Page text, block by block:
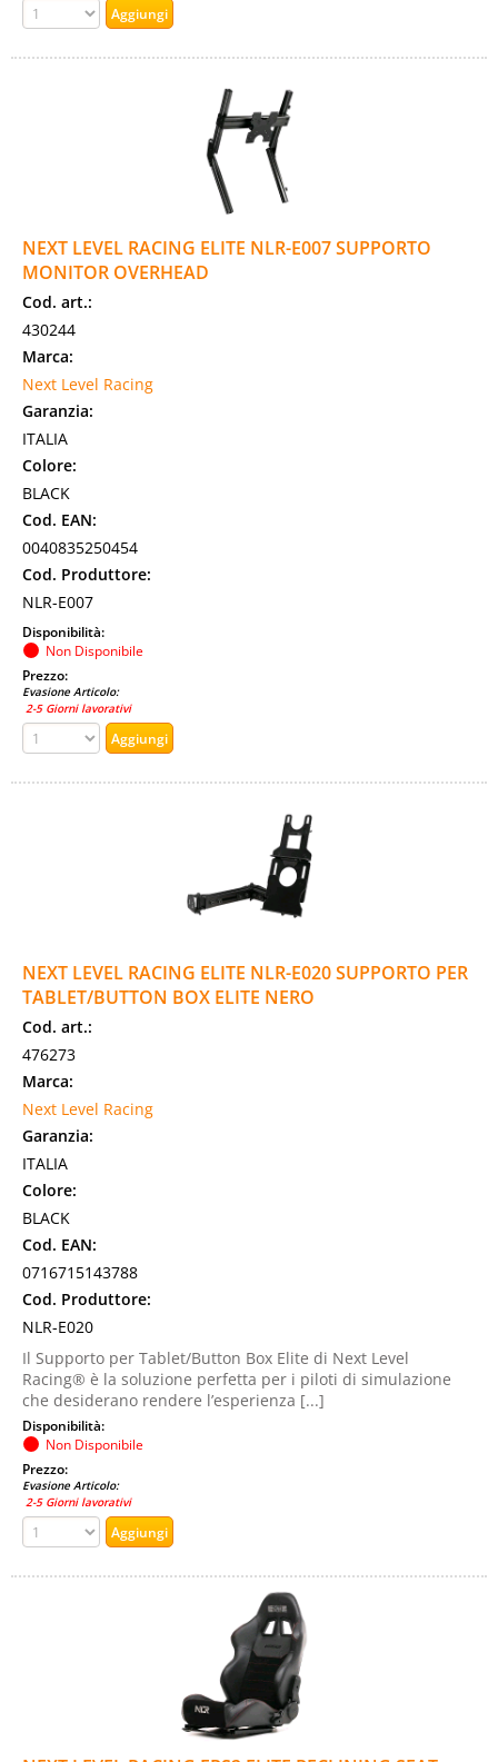
NEXT LEVEL RACING ELITE NLR-E007 SUPPORTO
MONITOR OVERHEAD
Cod. art.:
430244
Marca:
Next Level Racing
Garanzia:
ITALIA
Colore:
BLACK
Cod. EAN:
0040835250454
Cod. Produttore:
NLR-E007
Disponibilità:
Non Disponibile
Prezzo:
Evasione Articolo:
2-5 Giorni lavorativi
NEXT LEVEL RACING ELITE NLR-E020 SUPPORTO PER
TABLET/BUTTON BOX ELITE NERO
Cod. art.:
476273
Marca:
Next Level Racing
Garanzia:
ITALIA
Colore:
BLACK
Cod. EAN:
0716715143788
Cod. Produttore:
NLR-E020
Il Supporto per Tablet/Button Box Elite di Next Level
Racing® è la soluzione perfetta per i piloti di simulazione
che desiderano rendere l’esperienza [...]
Disponibilità:
Non Disponibile
Prezzo:
Evasione Articolo:
2-5 Giorni lavorativi